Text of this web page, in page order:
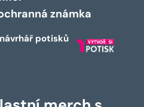
známka
potisků